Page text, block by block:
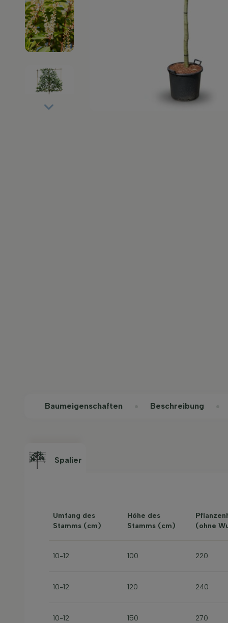
Baum­eigen­schaften Beschreibung
Spalier
Umfang des
Stamms (cm)
Höhe des
Stamms (cm)
(ohne
10-12 100 220
10-12 120 240
10-12 150 270